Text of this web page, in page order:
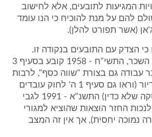
המגיעות לתובעים, אלא לחישוב
להם על מנת להוכיח כי הנו עומד
(אשר תפורט להלן).
כי הצדק עם התובעים בנקודה זו.
אמנם, חוק הגנת השכר, התשי"ח - 1958 קובע בסעיף 3
עבודה גם בצורת "שווה כסף", לרבות
אוכל, משקאות ודיור (וראו גם סעיף 1 ה' לחוק עובדים
זרים (איסור העסקה שלא כדין) התשנ"א - 1991 לגבי
החזר הוצאות שהוציא למגורי
נמוכה יחסית), אך אין זה המצב